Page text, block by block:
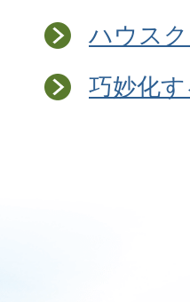
ハウス
巧妙化